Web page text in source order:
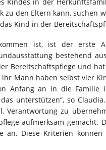
zu den Eltern kann, suchen
Kind in der
ist, ist der erste
bestehend
Bereitschaftspflege und
Mann haben selbst vier
Anfang an in die Familie
unterstützen“, so
zu
aufmerksam gemacht.
an. Diese Kriterien können